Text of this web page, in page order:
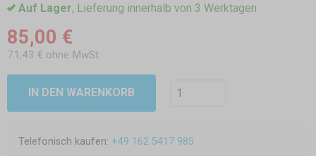
Auf Lager, Lieferung innerhalb von 3 Werktagen
85,00 €
71,43 € ohne MwSt.
IN DEN WARENKORB
Telefonisch kaufen: +49 162 5417 985